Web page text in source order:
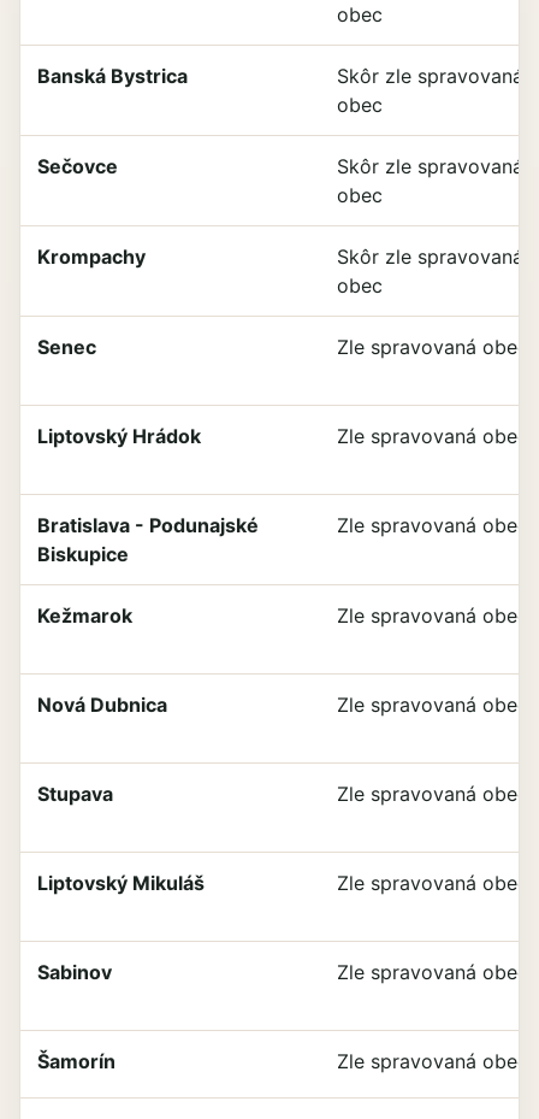
obec
Banská Bystrica
Skôr zle spravovaná
obec
Sečovce
Skôr zle spravovaná
obec
Krompachy
Skôr zle spravovaná
obec
Senec Zle spravovaná obec
Liptovský Hrádok Zle spravovaná obec
Bratislava - Podunajské
Biskupice
Zle spravovaná obec
Kežmarok Zle spravovaná obec
Nová Dubnica Zle spravovaná obec
Stupava Zle spravovaná obec
Liptovský Mikuláš Zle spravovaná obec
Sabinov Zle spravovaná obec
Šamorín Zle spravovaná obec